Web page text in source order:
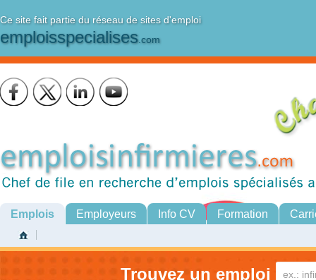
Ce site fait partie du réseau de sites d'emploi
emploisspecialises.com
Emplois Employeurs Info CV Formation
Trouvez un emploi